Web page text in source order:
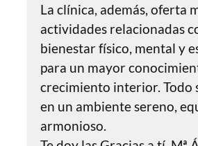
La clínica, además, oferta
actividades relacionadas
bienestar físico, mental y
para un mayor
crecimiento interior. Todo
en un ambiente sereno,
armonioso.